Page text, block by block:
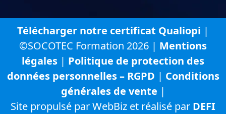
Télécharger notre certificat Qualiopi |
©SOCOTEC Formation 2026 | Mentions
légales | Politique de protection des
données personnelles – RGPD | Conditions
générales de vente |
Site propulsé par WebBiz et réalisé par DEFI